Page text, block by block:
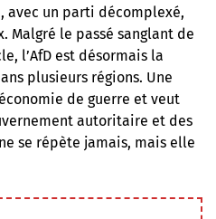
avec un parti décomplexé,
Malgré le passé sanglant de
l’AfD est désormais la
plusieurs régions. Une
de guerre et veut
autoritaire et des
se répète jamais, mais elle